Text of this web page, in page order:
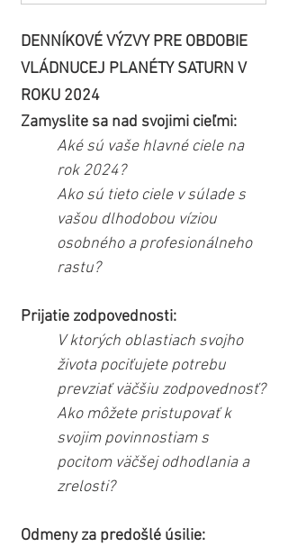
DENNÍKOVÉ VÝZVY PRE OBDOBIE
VLÁDNUCEJ PLANÉTY SATURN V
ROKU 2024
Zamyslite sa nad svojimi cieľmi:
Aké sú vaše hlavné ciele na
rok 2024?
Ako sú tieto ciele v súlade s
vašou dlhodobou víziou
osobného a profesionálneho
rastu?
Prijatie zodpovednosti:
V ktorých oblastiach svojho
života pociťujete potrebu
prevziať väčšiu zodpovednosť?
Ako môžete pristupovať k
svojim povinnostiam s
pocitom väčšej odhodlania a
zrelosti?
Odmeny za predošlé úsilie: